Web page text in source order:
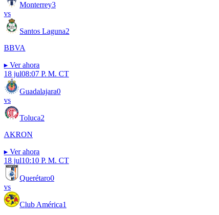
Monterrey3
vs
Santos Laguna2
BBVA
▸ Ver ahora
18 jul08:07 P. M. CT
Guadalajara0
vs
Toluca2
AKRON
▸ Ver ahora
18 jul10:10 P. M. CT
Querétaro0
vs
Club América1